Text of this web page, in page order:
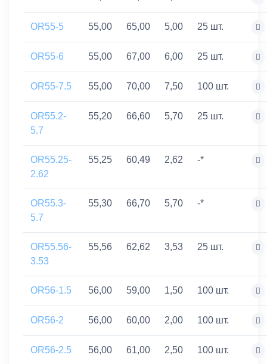
OR55-5 55,00 65,00 5,00 25 шт.
OR55-6 55,00 67,00 6,00 25 шт.
OR55-7.5 55,00 70,00 7,50 100 шт.
OR55.2-
5.7
55,20 66,60 5,70 25 шт.
OR55.25-
2.62
55,25 60,49 2,62 -*
OR55.3-
5.7
55,30 66,70 5,70 -*
OR55.56-
3.53
55,56 62,62 3,53 25 шт.
OR56-1.5 56,00 59,00 1,50 100 шт.
OR56-2 56,00 60,00 2,00 100 шт.
OR56-2.5 56,00 61,00 2,50 100 шт.